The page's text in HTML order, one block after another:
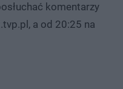
komentarzy
a od 20:25 na